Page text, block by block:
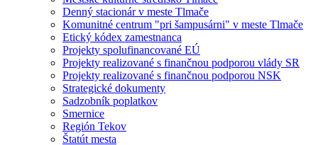
Denný stacionár v meste Tlmače
Komunitné centrum "pri šampusárni" v meste Tlmače
Etický kódex zamestnanca
Projekty spolufinancované EÚ
Projekty realizované s finančnou podporou vlády SR
Projekty realizované s finančnou podporou NSK
Strategické dokumenty
Sadzobník poplatkov
Smernice
Región Tekov
Štatút mesta